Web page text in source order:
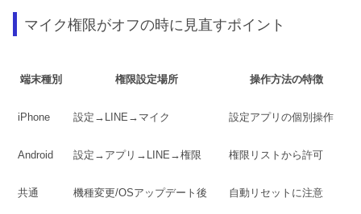
マイク権限がオフの時に見直すポイント
端末種別 権限設定場所 操作方法の特徴
iPhone 設定→LINE→マイク 設定アプリの個別操作
Android 設定→アプリ→LINE→権限 権限リストから許可
共通 機種変更/OSアップデート後 自動リセットに注意